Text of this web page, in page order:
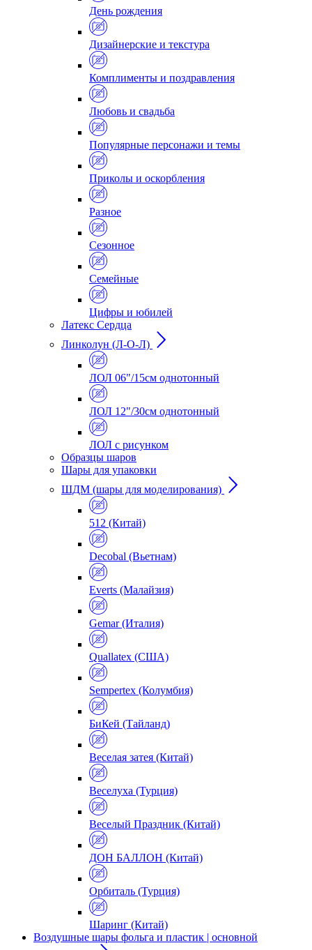
День рождения
Дизайнерские и текстура
Комплименты и поздравления
Любовь и свадьба
Популярные персонажи и темы
Приколы и оскорбления
Разное
Сезонное
Семейные
Цифры и юбилей
Латекс Сердца
Линколун (Л-О-Л)
ЛОЛ 06"/15см однотонный
ЛОЛ 12"/30см однотонный
ЛОЛ с рисунком
Образцы шаров
Шары для упаковки
ШДМ (шары для моделирования)
512 (Китай)
Decobal (Вьетнам)
Everts (Малайзия)
Gemar (Италия)
Quallatex (США)
Sempertex (Колумбия)
БиКей (Тайланд)
Веселая затея (Китай)
Веселуха (Турция)
Веселый Праздник (Китай)
ДОН БАЛЛОН (Китай)
Орбиталь (Турция)
Шаринг (Китай)
Воздушные шары фольга и пластик | основной